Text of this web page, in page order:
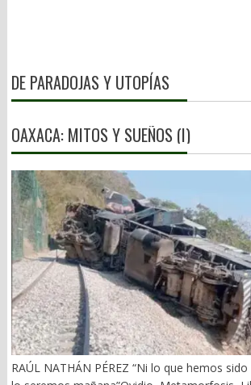
DE PARADOJAS Y UTOPÍAS
OAXACA: MITOS Y SUEÑOS (I)
RAÚL NATHÁN PÉREZ “Ni lo que hemos